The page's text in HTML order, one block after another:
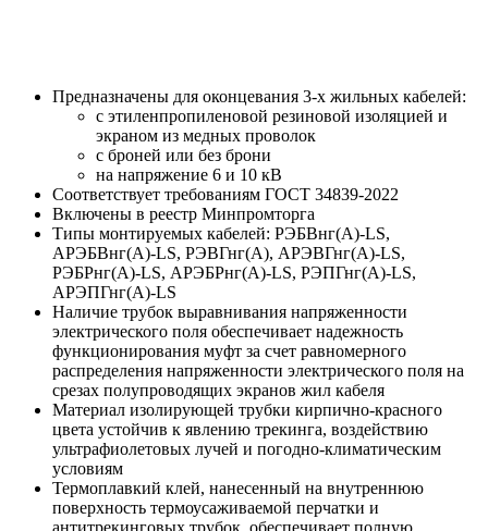
Предназначены для оконцевания 3-х жильных кабелей:
с этиленпропиленовой резиновой изоляцией и
экраном из медных проволок
с броней или без брони
на напряжение 6 и 10 кВ
Соответствует требованиям ГОСТ 34839-2022
Включены в реестр Минпромторга
Типы монтируемых кабелей: РЭБВнг(А)-LS,
АРЭБВнг(А)-LS, РЭВГнг(А), АРЭВГнг(А)-LS,
РЭБРнг(А)-LS, АРЭБРнг(А)-LS, РЭПГнг(А)-LS,
АРЭПГнг(А)-LS
Наличие трубок выравнивания напряженности
электрического поля обеспечивает надежность
функционирования муфт за счет равномерного
распределения напряженности электрического поля на
срезах полупроводящих экранов жил кабеля
Материал изолирующей трубки кирпично-красного
цвета устойчив к явлению трекинга, воздействию
ультрафиолетовых лучей и погодно-климатическим
условиям
Термоплавкий клей, нанесенный на внутреннюю
поверхность термоусаживаемой перчатки и